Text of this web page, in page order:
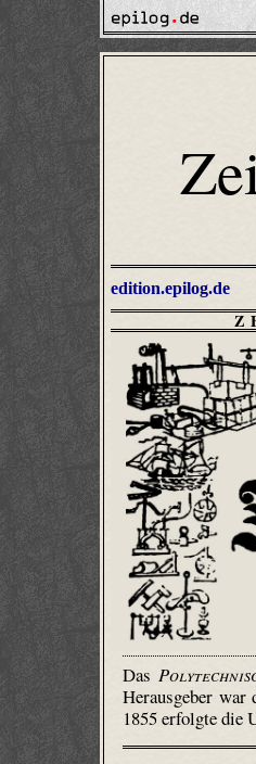
edition.epilog.de
Das
Herausgeber
1855 erfolgte die